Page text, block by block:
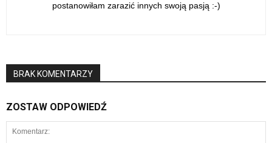
postanowiłam zarazić innych swoją pasją :-)
BRAK KOMENTARZY
ZOSTAW ODPOWIEDŹ